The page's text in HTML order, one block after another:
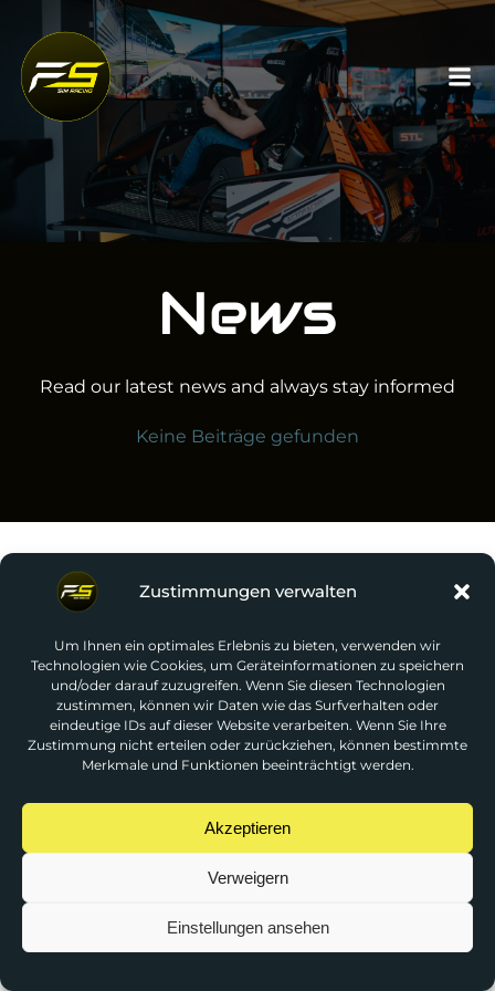
Zustimmungen verwalten
Um Ihnen ein optimales Erlebnis zu bieten, verwenden wir
Technologien wie Cookies, um Geräteinformationen zu speichern
und/oder darauf zuzugreifen. Wenn Sie diesen Technologien
zustimmen, können wir Daten wie das Surfverhalten oder
eindeutige IDs auf dieser Website verarbeiten. Wenn Sie Ihre
Zustimmung nicht erteilen oder zurückziehen, können bestimmte
Merkmale und Funktionen beeinträchtigt werden.
Akzeptieren
Verweigern
Einstellungen ansehen
Zum
Inhalt
springen
News
Read our latest news and always stay informed
Keine Beiträge gefunden
Datenschutzbestimmungen
© 2026 FS Sim Racing. Created byRheingau-Pixel